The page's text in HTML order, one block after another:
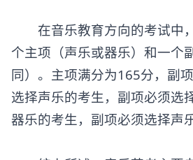
在音乐教育方向的考试中
个主项（声乐或器乐）和一个
同）。主项满分为165分，副
选择声乐的考生，副项必须选
器乐的考生，副项必须选择声乐